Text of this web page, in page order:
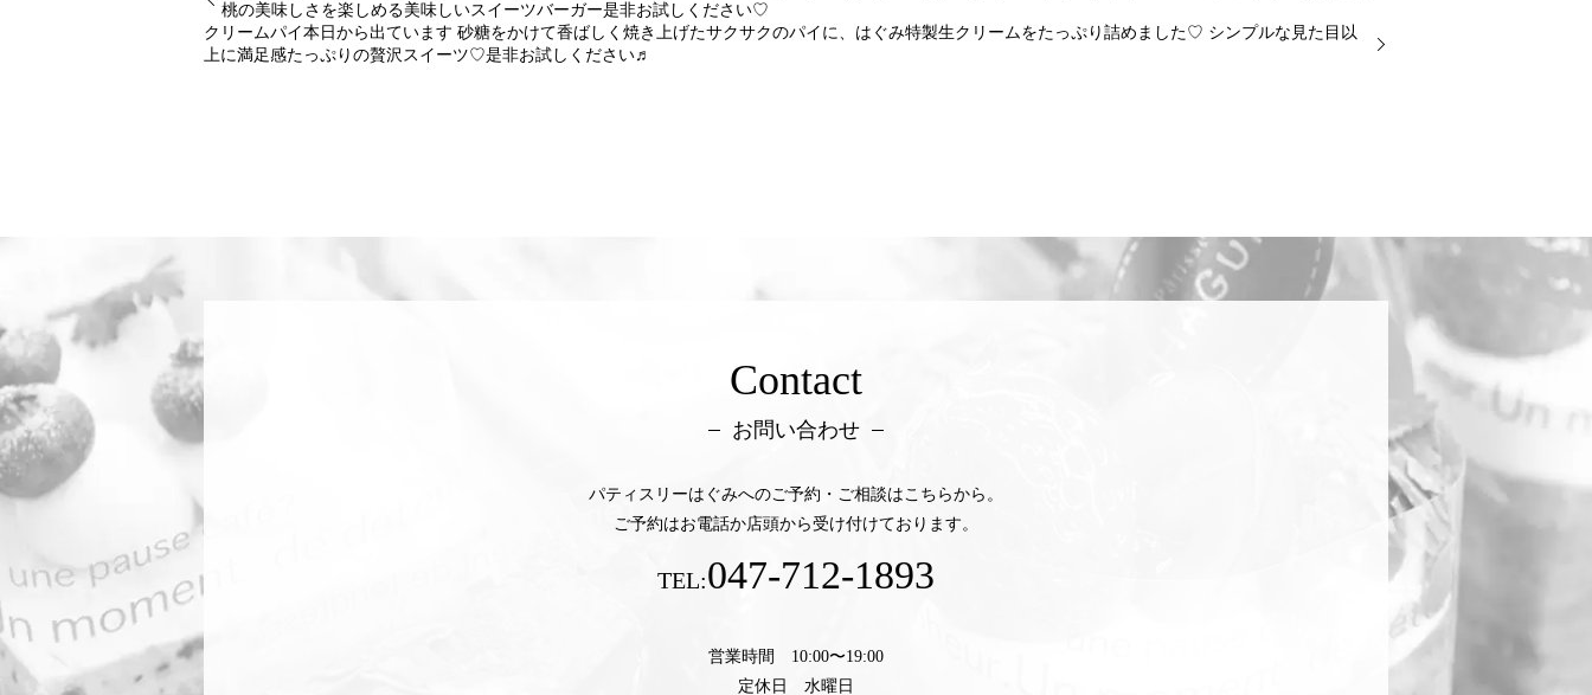
桃の美味しさを楽しめる美味しいスイーツバーガー是非お試しください♡
クリームパイ本日から出ています 砂糖をかけて香ばしく焼き上げたサクサクのパイに、はぐみ特製生クリームをたっぷり詰めました♡ シンプルな見た目以
上に満足感たっぷりの贅沢スイーツ♡是非お試しください♬
Contact
お問い合わせ
パティスリーはぐみへのご予約・ご相談はこちらから。
ご予約はお電話か店頭から受け付けております。
TEL:047-712-1893
営業時間 10:00〜19:00
定休日 水曜日